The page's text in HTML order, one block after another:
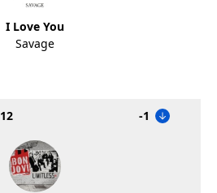
I Love You
Savage
12 -1